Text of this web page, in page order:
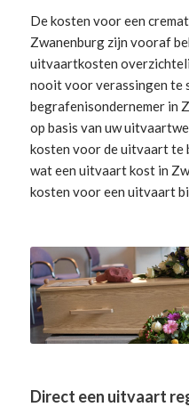
De kosten voor een
Zwanenburg zijn vooraf
uitvaartkosten
nooit voor verassingen te
begrafenisondernemer in
op basis van uw
kosten voor de uitvaart te
wat een uitvaart kost in
kosten voor een uitvaart
Direct een uitvaart